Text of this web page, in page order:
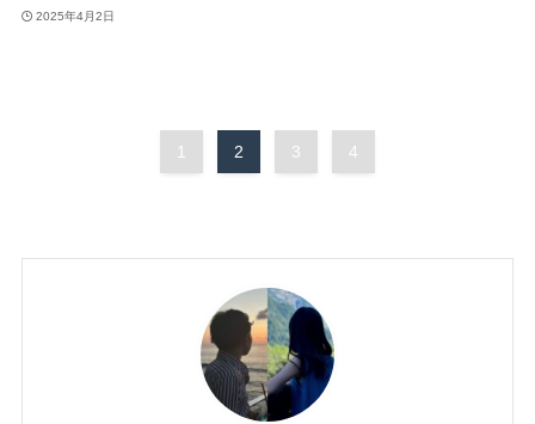
2025年4月2日
1 2 3 4